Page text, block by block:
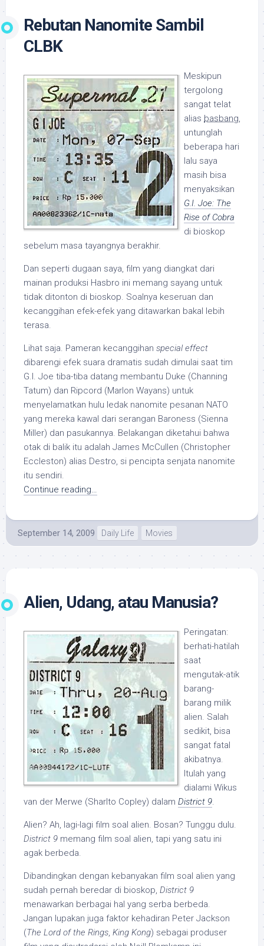
Rebutan Nanomite Sambil
CLBK
Meskipun
tergolong
sangat telat
alias basbang,
untunglah
beberapa hari
lalu saya
masih bisa
menyaksikan
G.I. Joe: The
Rise of Cobra
di bioskop
sebelum masa tayangnya berakhir.
Dan seperti dugaan saya, film yang diangkat dari
mainan produksi Hasbro ini memang sayang untuk
tidak ditonton di bioskop. Soalnya keseruan dan
kecanggihan efek-efek yang ditawarkan bakal lebih
terasa.
Lihat saja. Pameran kecanggihan special effect
dibarengi efek suara dramatis sudah dimulai saat tim
G.I. Joe tiba-tiba datang membantu Duke (Channing
Tatum) dan Ripcord (Marlon Wayans) untuk
menyelamatkan hulu ledak nanomite pesanan NATO
yang mereka kawal dari serangan Baroness (Sienna
Miller) dan pasukannya. Belakangan diketahui bahwa
otak di balik itu adalah James McCullen (Christopher
Eccleston) alias Destro, si pencipta senjata nanomite
itu sendiri.
Continue reading…
September 14, 2009 Daily Life Movies
Alien, Udang, atau Manusia?
Peringatan:
berhati-hatilah
saat
mengutak-atik
barang-
barang milik
alien. Salah
sedikit, bisa
sangat fatal
akibatnya.
Itulah yang
dialami Wikus
van der Merwe (Sharlto Copley) dalam District 9.
Alien? Ah, lagi-lagi film soal alien. Bosan? Tunggu dulu.
District 9 memang film soal alien, tapi yang satu ini
agak berbeda.
Dibandingkan dengan kebanyakan film soal alien yang
sudah pernah beredar di bioskop, District 9
menawarkan berbagai hal yang serba berbeda.
Jangan lupakan juga faktor kehadiran Peter Jackson
(The Lord of the Rings, King Kong) sebagai produser